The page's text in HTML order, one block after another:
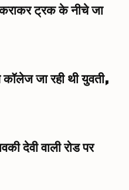
ट्रक के नीचे जा
जा रही थी युवती,
देवी वाली रोड पर